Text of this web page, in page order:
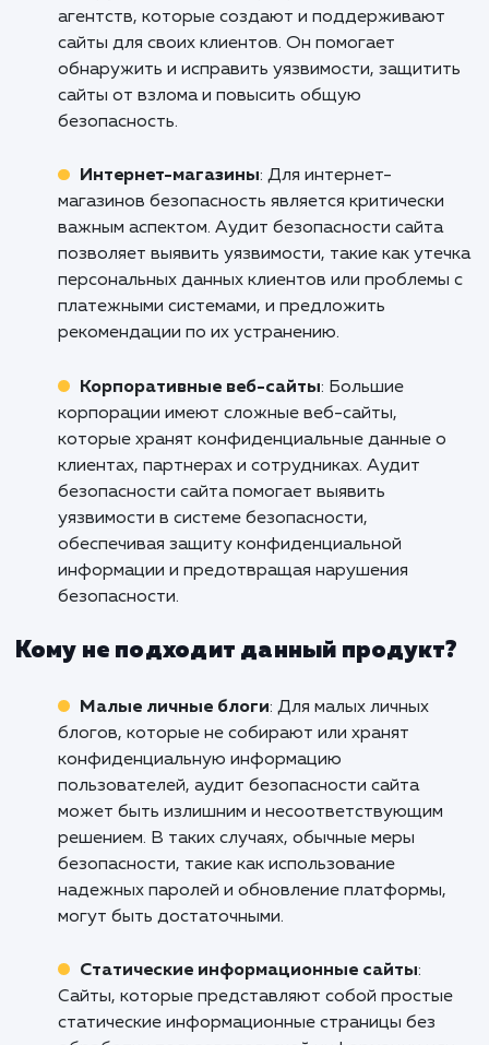
Не дожидайтесь того, когда ваш сайт
объектом атаки. Предпримите действия
сегодня. Обеспечьте безопасность
профессионального аудита
сайта. Обратитесь к нам, и мы поможем
создать безопасную и эффективную среду
вашего бизнеса!
Кому подходит данный продукт?
Веб-разработчики и агентства
безопасности сайта является важным
инструментом для веб-разработчиков и
агентств, которые создают и
сайты для своих клиентов. Он помогает
обнаружить и исправить уязвимости,
сайты от взлома и повысить общую
безопасность.
Интернет-магазины
: Для интернет-
магазинов безопасность является
важным аспектом. Аудит безопасности
позволяет выявить уязвимости, такие как
персональных данных клиентов или
платежными системами, и предложить
рекомендации по их устранению.
Корпоративные веб-сайты: Большие
корпорации имеют сложные веб-сайты,
которые хранят конфиденциальные данные
клиентах, партнерах и сотрудниках. Аудит
безопасности сайта помогает выявить